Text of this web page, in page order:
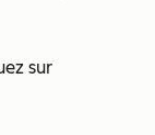
sur